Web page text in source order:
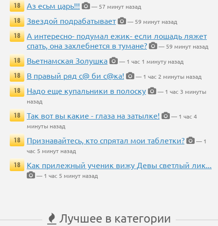
18
Аз есьм царь!!!
— 57 минут назад
18
Звездой подрабатывает
— 59 минут назад
18
А интересно- подумал ежик- если лошадь ляжет
спать, она захлебнется в тумане?
— 59 минут назад
18
Вьетнамская Золушка
— 1 час 1 минуту назад
18
В правый ряд с@ би с@ка!
— 1 час 2 минуты назад
18
Надо еще купальники в полоску
— 1 час 3 минуты
назад
18
Так вот вы какие - глаза на затылке!
— 1 час 4
минуты назад
18
Признавайтесь, кто спрятал мои таблетки?
— 1
час 5 минут назад
18
Как прилежный ученик вижу Девы светлый лик...
— 1 час 5 минут назад
Лучшее в категории